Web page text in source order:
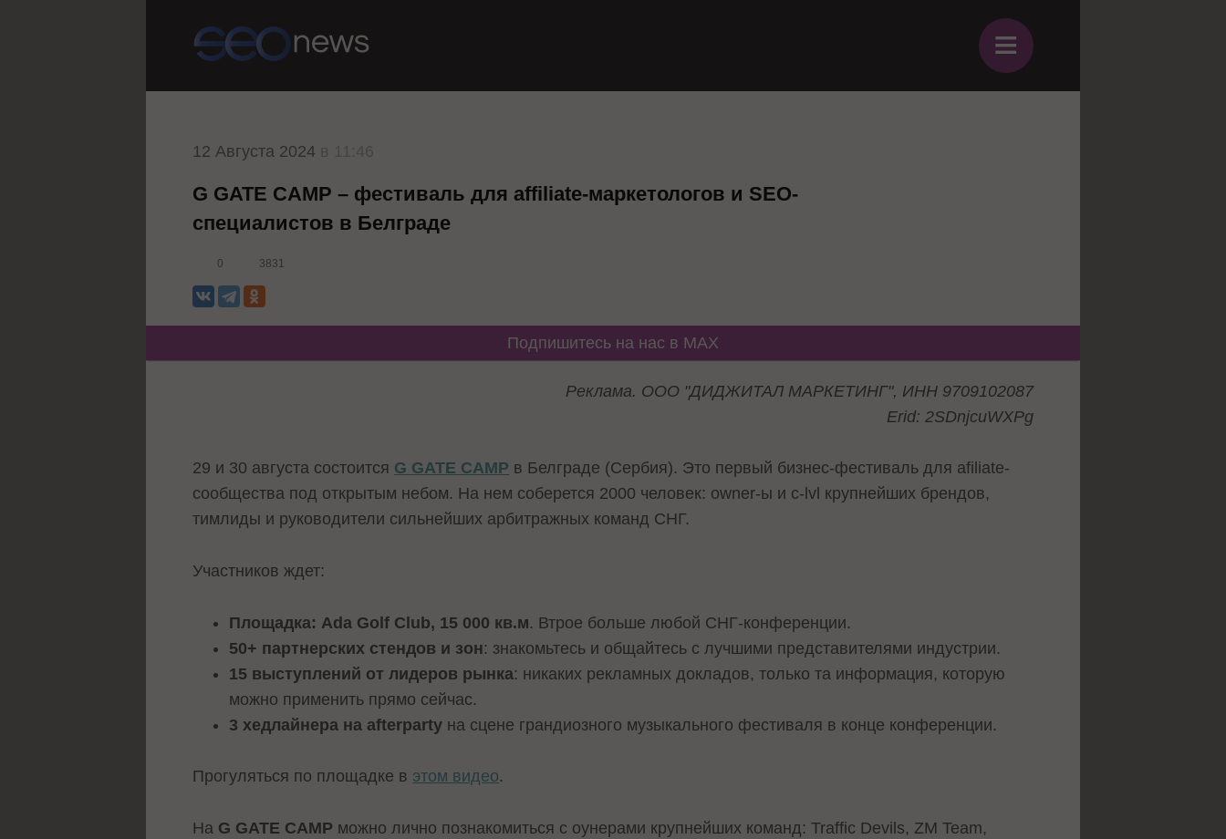
≡
12 Августа 2024
G GATE CAMP – фестиваль для affiliate-маркетологов и SEO-
специалистов в Белграде
0 3831
Подпишитесь на нас в MAX
Реклама. ООО "ДИДЖИТАЛ МАРКЕТИНГ", ИНН 9709102087
Erid: 2SDnjcuWXPg
29 и 30 августа состоится G GATE CAMP в Белграде (Сербия). Это первый бизнес-фестиваль для afiliate-
сообщества под открытым небом. На нем соберется 2000 человек: owner-ы и c-lvl крупнейших брендов,
тимлиды и руководители сильнейших арбитражных команд СНГ.
Участников ждет:
Площадка: Ada Golf Club, 15 000 кв.м. Втрое больше любой СНГ-конференции.
50+ партнерских стендов и зон: знакомьтесь и общайтесь с лучшими представителями индустрии.
15 выступлений от лидеров рынка: никаких рекламных докладов, только та информация, которую
можно применить прямо сейчас.
3 хедлайнера на afterparty на сцене грандиозного музыкального фестиваля в конце конференции.
Прогуляться по площадке в этом видео.
На G GATE CAMP можно лично познакомиться с оунерами крупнейших команд: Traffic Devils, ZM Team,